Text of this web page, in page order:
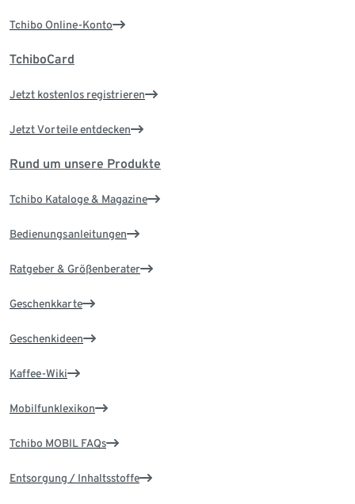
Tchibo Online-Konto
TchiboCard
Jetzt kostenlos registrieren
Jetzt Vorteile entdecken
Rund um unsere Produkte
Tchibo Kataloge & Magazine
Bedienungsanleitungen
Ratgeber & Größenberater
Geschenkkarte
Geschenkideen
Kaffee-Wiki
Mobilfunklexikon
Tchibo MOBIL FAQs
Entsorgung / Inhaltsstoffe